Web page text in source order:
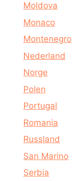
Moldova
Monaco
Montenegro
Nederland
Norge
Polen
Portugal
Romania
Russland
San Marino
Serbia